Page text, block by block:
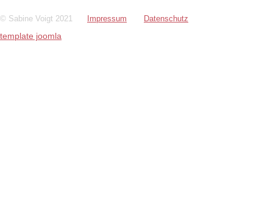
© Sabine Voigt 2021 Impressum
Datenschutz
template joomla